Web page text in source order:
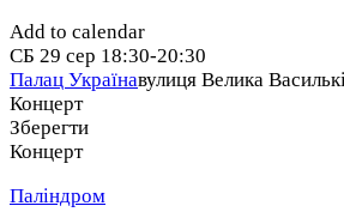
Add to calendar
СБ 29 сер 18:30-20:30
Палац Українавулиця Велика
Концерт
Зберегти
Концерт
Паліндром